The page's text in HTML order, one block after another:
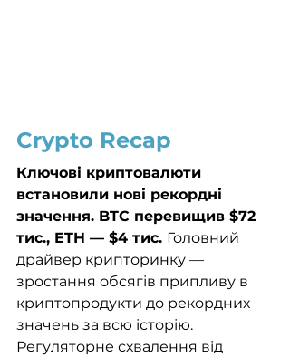
Crypto Recap
Ключові криптовалюти
встановили нові рекордні
значення. BTC перевищив $72
тис., ETH — $4 тис. Головний
драйвер крипторинку —
зростання обсягів припливу в
криптопродукти до рекордних
значень за всю історію.
Регуляторне схвалення від